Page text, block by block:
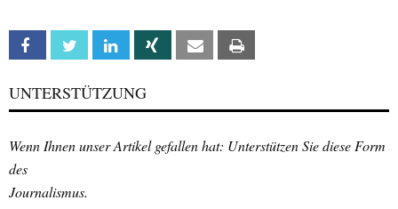
Facebook Twitter Linkedin Xing Email
UNTERSTÜTZUNG
Wenn Ihnen unser Artikel gefallen hat: Unterstützen Sie diese Form
des
Journalismus.